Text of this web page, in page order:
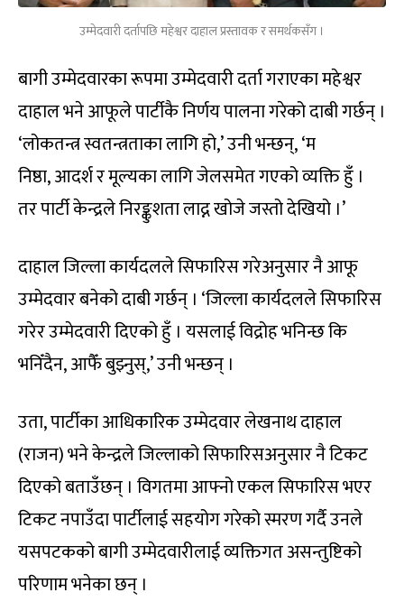
उम्मेदवारी दर्तापछि महेश्वर दाहाल प्रस्तावक र समर्थकसँग ।
बागी उम्मेदवारका रूपमा उम्मेदवारी दर्ता गराएका महेश्वर
दाहाल भने आफूले पार्टीकै निर्णय पालना गरेको दाबी गर्छन् ।
‘लोकतन्त्र स्वतन्त्रताका लागि हो,’ उनी भन्छन्, ‘म
निष्ठा, आदर्श र मूल्यका लागि जेलसमेत गएको व्यक्ति हुँ ।
तर पार्टी केन्द्रले निरङ्कुशता लाद्न खोजे जस्तो देखियो ।’
दाहाल जिल्ला कार्यदलले सिफारिस गरेअनुसार नै आफू
उम्मेदवार बनेको दाबी गर्छन् । ‘जिल्ला कार्यदलले सिफारिस
गरेर उम्मेदवारी दिएको हुँ । यसलाई विद्रोह भनिन्छ कि
भनिँदैन, आफैँ बुझ्नुस्,’ उनी भन्छन् ।
उता, पार्टीका आधिकारिक उम्मेदवार लेखनाथ दाहाल
(राजन) भने केन्द्रले जिल्लाको सिफारिसअनुसार नै टिकट
दिएको बताउँछन् । विगतमा आफ्नो एकल सिफारिस भएर
टिकट नपाउँदा पार्टीलाई सहयोग गरेको स्मरण गर्दै उनले
यसपटकको बागी उम्मेदवारीलाई व्यक्तिगत असन्तुष्टिको
परिणाम भनेका छन् ।